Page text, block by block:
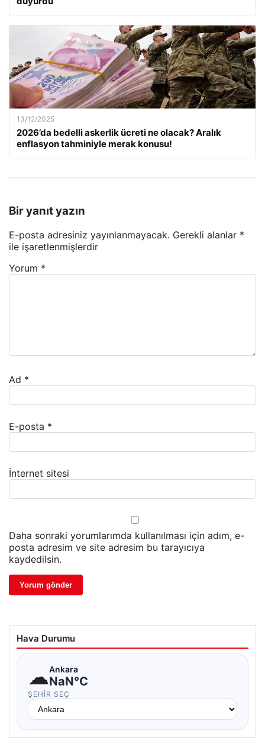
13/12/2025
2026’da bedelli askerlik ücreti ne olacak? Aralık
enflasyon tahminiyle merak konusu!
Bir yanıt yazın
E-posta adresiniz yayınlanmayacak. Gerekli alanlar *
ile işaretlenmişlerdir
Yorum *
Ad *
E-posta *
İnternet sitesi
Daha sonraki yorumlarımda kullanılması için adım, e-
posta adresim ve site adresim bu tarayıcıya
kaydedilsin.
Hava Durumu
☁Ankara
NaN°C
ŞEHIR SEÇ